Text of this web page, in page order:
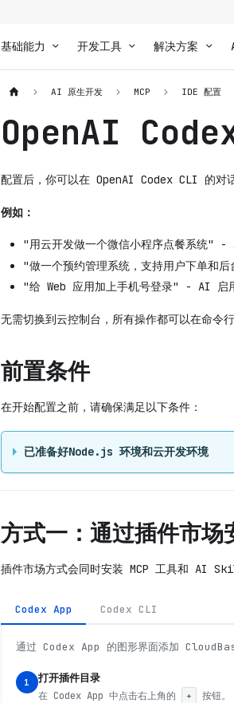
基础能力 开发工具 解决方案
AI 原生开发 MCP IDE 配置
OpenAI
配置后，你可以在 OpenAI Codex CLI 的对
例如：
"用云开发做一个微信小程序点餐系统" -
"做一个预约管理系统，支持用户下单
"给 Web 应用加上手机号登录" - AI 启
无需切换到云控制台，所有操作都可以在命令
前置条件
在开始配置之前，请确保满足以下条件：
已准备好Node.js 环境和云开发环境
方式一：通过插件市场
插件市场方式会同时安装 MCP 工具和 AI
Codex App Codex CLI
通过 Codex App 的图形界面添加
1 打开插件目录
在 Codex App 中点击右上角的 + 按钮。